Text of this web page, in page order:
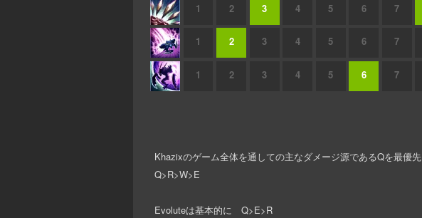
1 2 3 4 5 6 7
1 2 3 4 5 6 7
1 2 3 4 5 6 7
Khazixのゲーム全体を通しての主なダメージ源であるQを最優
Q>R>W>E
Evoluteは基本的に Q>E>R